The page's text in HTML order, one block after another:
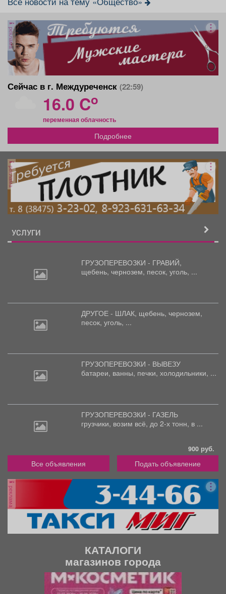
реклама
Сейчас в г. Междуреченск (22:59)
16.0 Co
переменная облачность
Подробнее
реклама
УСЛУГИ
ГРУЗОПЕРЕВОЗКИ - ГРАВИЙ,
щебень, чернозем, песок, уголь, ...
ДРУГОЕ - ШЛАК, щебень, чернозем,
песок, уголь, ...
ГРУЗОПЕРЕВОЗКИ - ВЫВЕЗУ
батареи, ванны, печки, холодильники, ...
ГРУЗОПЕРЕВОЗКИ - ГАЗЕЛЬ
грузчики, возим всё, до 2-х тонн, в ...
900 руб.
Все объявления Подать объявление
реклама
КАТАЛОГИ
магазинов города